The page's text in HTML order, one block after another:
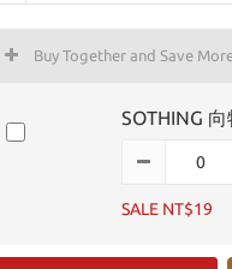
Buy Together and Save
SOTHING
SALE NT$19